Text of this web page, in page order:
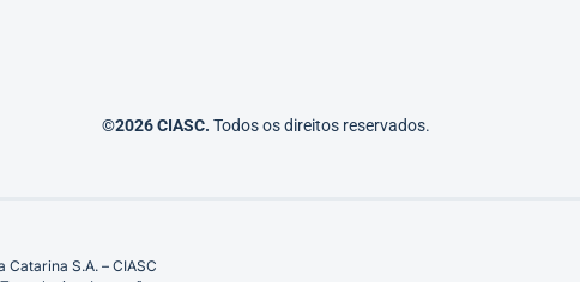
©2026 CIASC. Todos os direitos reservados.
S.A. – CIASC